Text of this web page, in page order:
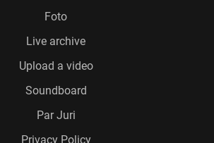
Foto
Live archive
Upload a video
Soundboard
Par Juri
Privacy Policy